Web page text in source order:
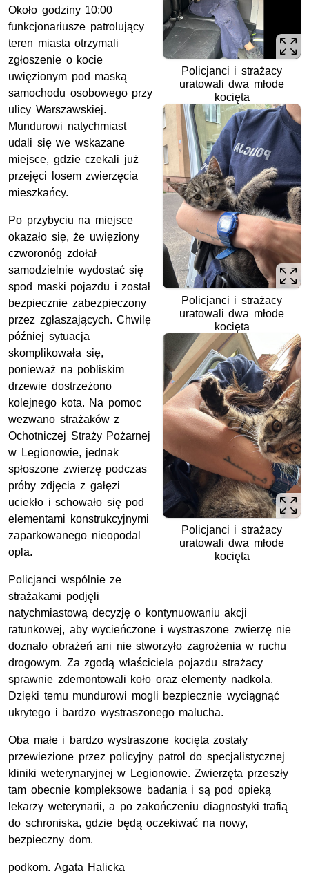
Policjanci i strażacy
uratowali dwa młode
kocięta
Policjanci i strażacy
uratowali dwa młode
kocięta
Policjanci i strażacy
uratowali dwa młode
kocięta
Około godziny 10:00
funkcjonariusze patrolujący
teren miasta otrzymali
zgłoszenie o kocie
uwięzionym pod maską
samochodu osobowego przy
ulicy Warszawskiej.
Mundurowi natychmiast
udali się we wskazane
miejsce, gdzie czekali już
przejęci losem zwierzęcia
mieszkańcy.
Po przybyciu na miejsce
okazało się, że uwięziony
czworonóg zdołał
samodzielnie wydostać się
spod maski pojazdu i został
bezpiecznie zabezpieczony
przez zgłaszających. Chwilę
później sytuacja
skomplikowała się,
ponieważ na pobliskim
drzewie dostrzeżono
kolejnego kota. Na pomoc
wezwano strażaków z
Ochotniczej Straży Pożarnej
w Legionowie, jednak
spłoszone zwierzę podczas
próby zdjęcia z gałęzi
uciekło i schowało się pod
elementami konstrukcyjnymi
zaparkowanego nieopodal
opla.
Policjanci wspólnie ze
strażakami podjęli
natychmiastową decyzję o kontynuowaniu akcji
ratunkowej, aby wycieńczone i wystraszone zwierzę nie
doznało obrażeń ani nie stworzyło zagrożenia w ruchu
drogowym. Za zgodą właściciela pojazdu strażacy
sprawnie zdemontowali koło oraz elementy nadkola.
Dzięki temu mundurowi mogli bezpiecznie wyciągnąć
ukrytego i bardzo wystraszonego malucha.
Oba małe i bardzo wystraszone kocięta zostały
przewiezione przez policyjny patrol do specjalistycznej
kliniki weterynaryjnej w Legionowie. Zwierzęta przeszły
tam obecnie kompleksowe badania i są pod opieką
lekarzy weterynarii, a po zakończeniu diagnostyki trafią
do schroniska, gdzie będą oczekiwać na nowy,
bezpieczny dom.
podkom. Agata Halicka